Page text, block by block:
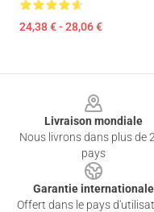
24,38 € - 28,06 €
Livraison mondiale
Nous livrons dans plus de
pays
Garantie internationale
Offert dans le pays